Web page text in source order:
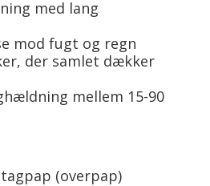
med lang
mod fugt og regn
der samlet dækker
mellem 15-90
(overpap)